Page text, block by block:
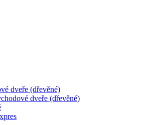
dveře (dřevěné)
dveře (dřevěné)